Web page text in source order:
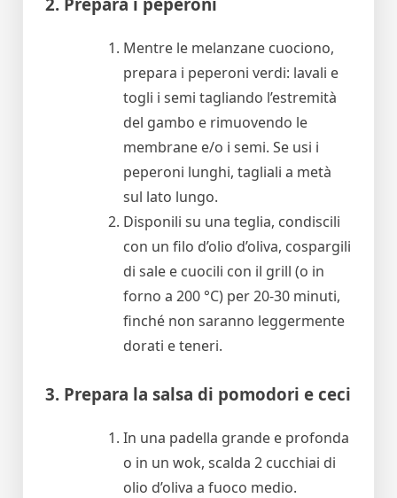
Mentre le melanzane cuociono,
prepara i peperoni verdi: lavali e
togli i semi tagliando l’estremità
del gambo e rimuovendo le
membrane e/o i semi. Se usi i
peperoni lunghi, tagliali a metà
sul lato lungo.
Disponili su una teglia, condiscili
con un filo d’olio d’oliva, cospargili
di sale e cuocili con il grill (o in
forno a 200 °C) per 20-30 minuti,
finché non saranno leggermente
dorati e teneri.
3. Prepara la salsa di pomodori e ceci
In una padella grande e profonda
o in un wok, scalda 2 cucchiai di
olio d’oliva a fuoco medio.